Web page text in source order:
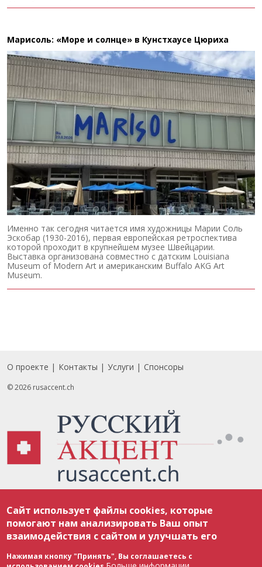
Марисоль: «Море и солнце» в Кунстхаусе Цюриха
Именно так сегодня читается имя художницы Марии Соль
Эскобар (1930-2016), первая европейская ретроспектива
которой проходит в крупнейшем музее Швейцарии.
Выставка организована совместно с датским Louisiana
Museum of Modern Art и американским Buffalo AKG Art
Museum.
Footer
О проекте Контакты Услуги Спонсоры
© 2026 rusaccent.ch
соответствии с законодательством Швейцарии об авторском праве и
международными соглашениями. Полное или частичное использование
материалов возможно только с разрешения редакции. В случае полного
или частичного воспроизведения материалов сайта rusaccent.ch,
ОБЯЗАТЕЛЬНА АКТИВНАЯ ГИПЕРССЫЛКА на конкретный заимствованный
текст. Фотоизображения, размещенные редакцией rusaccent.ch, являются
ее исключительной собственностью. Полное или частичное
Сайт использует файлы cookies, которые
помогают нам анализировать Ваш опыт
взаимодействия с сайтом и улучшать его
Нажимая кнопку "Принять", Вы соглашаетесь с